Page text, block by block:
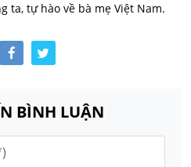
ta, tự hào về bà mẹ Việt Nam.
BÌNH LUẬN